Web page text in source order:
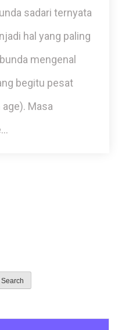
sadari ternyata
hal yang paling
mengenal
begitu pesat
Masa
Search